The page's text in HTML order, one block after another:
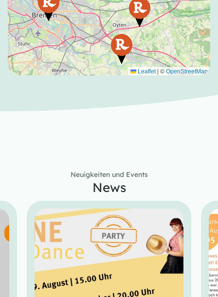
Leaflet | © OpenStreetMap
Neuigkeiten und Events
News